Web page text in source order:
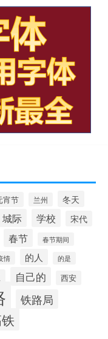
宵节 兰州 冬天
城际 学校 宋代
春节 春节期间
情 的人 的是
自己的 西安
铁路局